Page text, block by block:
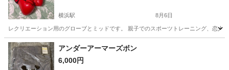
横浜駅 8月6日
レクリエーション用のグローブとミッドです。 親子でのスポーツトレーニング、恋
神奈川 横浜市 横浜駅 フィットネス、トレーニング
ボクシンググローブ
アンダーアーマーズボン
6,000円